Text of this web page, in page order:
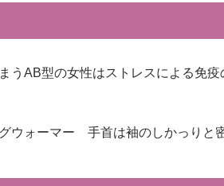
AB型の女性はストレスによる免
ォーマー 手首は袖のしかっりと